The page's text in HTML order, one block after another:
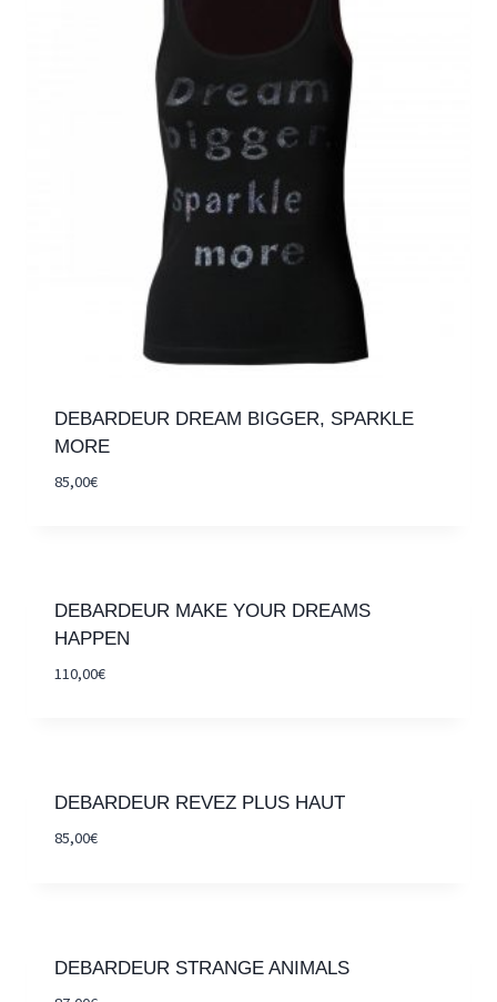
DEBARDEUR DREAM BIGGER, SPARKLE
MORE
85,00€
DEBARDEUR MAKE YOUR DREAMS
HAPPEN
110,00€
DEBARDEUR REVEZ PLUS HAUT
85,00€
DEBARDEUR STRANGE ANIMALS